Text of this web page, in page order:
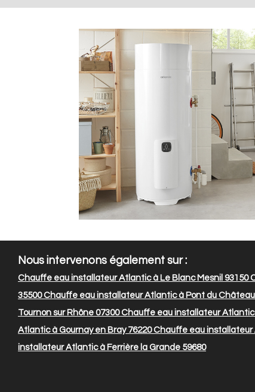
Nous intervenons également sur :
Chauffe eau installateur Atlantic à Le Blanc Mesnil 93150
35500Chauffe eau installateur Atlantic à Pont du Château
Tournon sur Rhône 07300Chauffe eau installateur Atlantic
Atlantic à Gournay en Bray 76220Chauffe eau installateur
installateur Atlantic à Ferrière la Grande 59680